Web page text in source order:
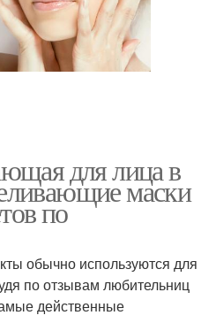
для лица в
маски
по
обычно используются для
по отзывам любительниц
действенные